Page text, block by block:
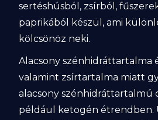
sertéshúsból, zsírból,
paprikából készül, ami
kölcsönöz neki.
Alacsony szénhidráttartalma
valamint zsírtartalma miatt
alacsony szénhidráttartalmú
például ketogén étrendben.